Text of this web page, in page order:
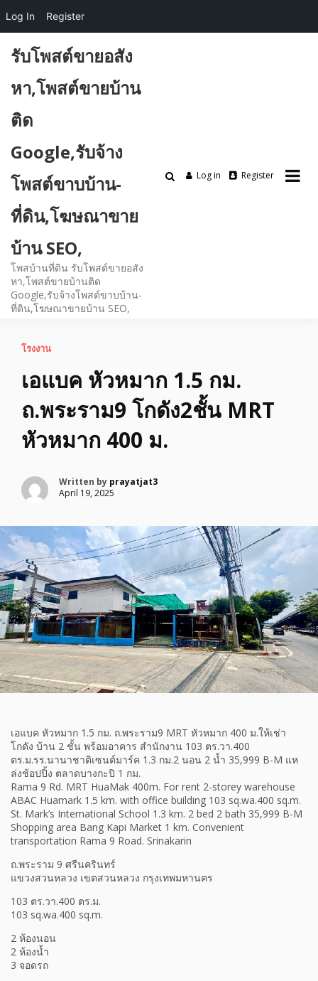
content
รับโพสต์ขายอสัง
หา,โพสต์ขายบ้าน
ติด
Google,รับจ้าง
โพสต์ขาบบ้าน-
ที่ดิน,โฆษณาขาย
บ้าน SEO,
โพสบ้านที่ดิน รับโพสต์ขายอสัง
หา,โพสต์ขายบ้านติด
Google,รับจ้างโพสต์ขาบบ้าน-
ที่ดิน,โฆษณาขายบ้าน SEO,
Log in Register
โรงงาน
เอแบค หัวหมาก 1.5 กม.
ถ.พระราม9 โกดัง2ชั้น MRT
หัวหมาก 400 ม.
Written by prayatjat3
April 19, 2025
เอแบค หัวหมาก 1.5 กม. ถ.พระราม9 MRT หัวหมาก 400 ม.ให้เช่า
โกดัง บ้าน 2 ชั้น พร้อมอาคาร สำนักงาน 103 ตร.วา.400
ตร.ม.รร.นานาชาติเซนต์มาร์ค 1.3 กม.2 นอน 2 น้ำ 35,999 B-M แห
ล่งช้อปปิ้ง ตลาดบางกะปิ 1 กม.
Rama 9 Rd. MRT HuaMak 400m. For rent 2-storey warehouse
ABAC Huamark 1.5 km. with office building 103 sq.wa.400 sq.m.
St. Mark’s International School 1.3 km. 2 bed 2 bath 35,999 B-M
Shopping area Bang Kapi Market 1 km. Convenient
transportation Rama 9 Road. Srinakarin
ถ.พระราม 9 ศรีนครินทร์
แขวงสวนหลวง เขตสวนหลวง กรุงเทพมหานคร
103 ตร.วา.400 ตร.ม.
103 sq.wa.400 sq.m.
2 ห้องนอน
2 ห้องน้ำ
3 จอดรถ
Log In Register